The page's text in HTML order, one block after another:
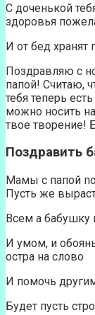
С доченькой
здоровья
И от бед хранят
Поздравляю с
папой! Считаю,
тебя теперь
можно носить
твое творение!
Поздравить
Мамы с папой
Пусть же
Всем а бабушку
И умом, и
остра на слово
И помочь
Будет пусть